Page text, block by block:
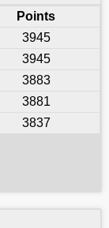
Points
3945
3945
3883
3881
3837